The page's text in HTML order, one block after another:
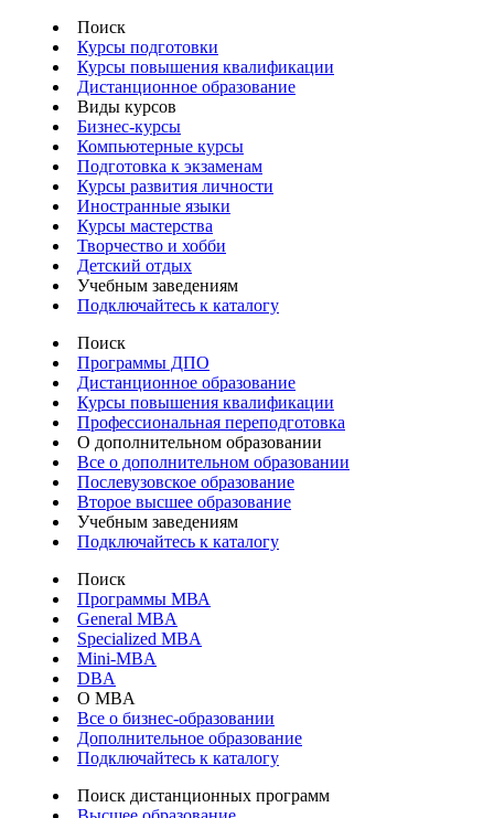
Поиск
Курсы подготовки
Курсы повышения квалификации
Дистанционное образование
Виды курсов
Бизнес-курсы
Компьютерные курсы
Подготовка к экзаменам
Курсы развития личности
Иностранные языки
Курсы мастерства
Творчество и хобби
Детский отдых
Учебным заведениям
Подключайтесь к каталогу
Поиск
Программы ДПО
Дистанционное образование
Курсы повышения квалификации
Профессиональная переподготовка
О дополнительном образовании
Все о дополнительном образовании
Послевузовское образование
Второе высшее образование
Учебным заведениям
Подключайтесь к каталогу
Поиск
Программы МВА
General MBA
Specialized MBA
Mini-MBA
DBA
О MBA
Все о бизнес-образовании
Дополнительное образование
Подключайтесь к каталогу
Поиск дистанционных программ